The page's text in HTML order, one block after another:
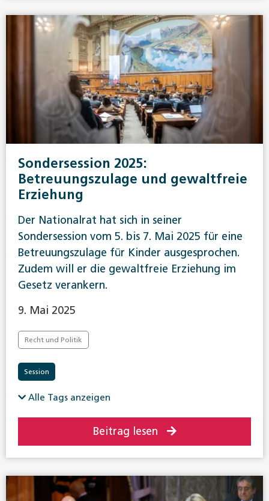
Sondersession 2025:
Betreuungszulage und gewaltfreie
Erziehung
Der Nationalrat hat sich in seiner
Sondersession vom 5. bis 7. Mai 2025 für eine
Betreuungszulage für Kinder ausgesprochen.
Zudem will er die gewaltfreie Erziehung im
Gesetz verankern.
9. Mai 2025
Recht und Politik
Session
Alle Tags anzeigen
Beitrag lesen